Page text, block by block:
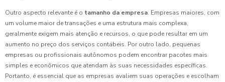
Outro aspecto relevante é o tamanho da empresa. Empresas maiores, com
um volume maior de transações e uma estrutura mais complexa,
geralmente exigem mais atenção e recursos, o que pode resultar em um
aumento no preço dos serviços contábeis. Por outro lado, pequenas
empresas ou profissionais autônomos podem encontrar pacotes mais
simples e econômicos que atendam às suas necessidades específicas.
Portanto, é essencial que as empresas avaliem suas operações e escolham